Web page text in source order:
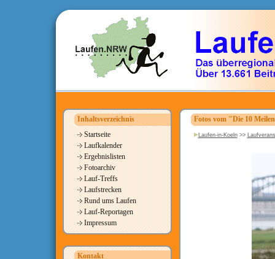
Inhaltsverzeichnis
Startseite
Laufkalender
Ergebnislisten
Fotoarchiv
Lauf-Treffs
Laufstrecken
Rund ums Laufen
Lauf-Reportagen
Impressum
Kontakt
Fotos vom "Die 10
Laufen-in-Koeln>>